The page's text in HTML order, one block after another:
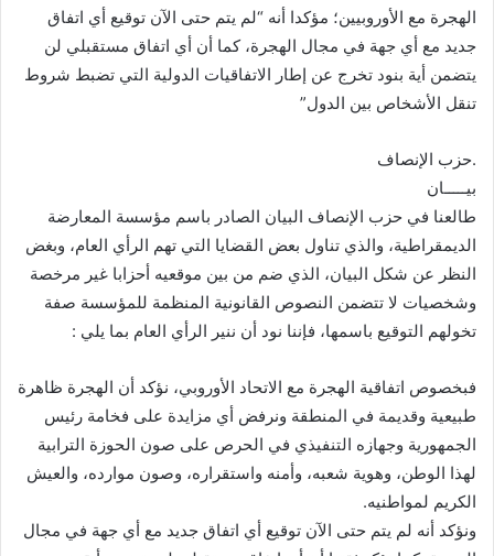
الهجرة مع الأوروبيين؛ مؤكدا أنه “لم يتم حتى الآن توقيع أي اتفاق
جديد مع أي جهة في مجال الهجرة، كما أن أي اتفاق مستقبلي لن
يتضمن أية بنود تخرج عن إطار الاتفاقيات الدولية التي تضبط شروط
تنقل الأشخاص بين الدول”
.حزب الإنصاف
بيـــــان
طالعنا في حزب الإنصاف البيان الصادر باسم مؤسسة المعارضة
الديمقراطية، والذي تناول بعض القضايا التي تهم الرأي العام، وبغض
النظر عن شكل البيان، الذي ضم من بين موقعيه أحزابا غير مرخصة
وشخصيات لا تتضمن النصوص القانونية المنظمة للمؤسسة صفة
تخولهم التوقيع باسمها، فإننا نود أن ننير الرأي العام بما يلي :
فبخصوص اتفاقية الهجرة مع الاتحاد الأوروبي، نؤكد أن الهجرة ظاهرة
طبيعية وقديمة في المنطقة ونرفض أي مزايدة على فخامة رئيس
الجمهورية وجهازه التنفيذي في الحرص على صون الحوزة الترابية
لهذا الوطن، وهوية شعبه، وأمنه واستقراره، وصون موارده، والعيش
الكريم لمواطنيه.
ونؤكد أنه لم يتم حتى الآن توقيع أي اتفاق جديد مع أي جهة في مجال